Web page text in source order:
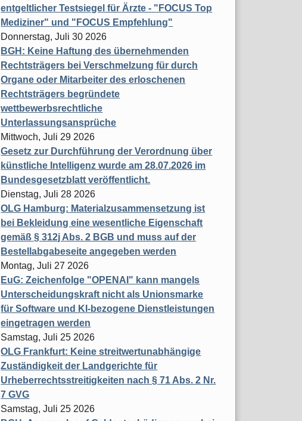
entgeltlicher Testsiegel für Ärzte - "FOCUS Top
Mediziner" und "FOCUS Empfehlung"
Donnerstag, Juli 30 2026
BGH: Keine Haftung des übernehmenden
Rechtsträgers bei Verschmelzung für durch
Organe oder Mitarbeiter des erloschenen
Rechtsträgers begründete
wettbewerbsrechtliche
Unterlassungsansprüche
Mittwoch, Juli 29 2026
Gesetz zur Durchführung der Verordnung über
künstliche Intelligenz wurde am 28.07.2026 im
Bundesgesetzblatt veröffentlicht.
Dienstag, Juli 28 2026
OLG Hamburg: Materialzusammensetzung ist
bei Bekleidung eine wesentliche Eigenschaft
gemäß § 312j Abs. 2 BGB und muss auf der
Bestellabgabeseite angegeben werden
Montag, Juli 27 2026
EuG: Zeichenfolge "OPENAI" kann mangels
Unterscheidungskraft nicht als Unionsmarke
für Software und KI-bezogene Dienstleistungen
eingetragen werden
Samstag, Juli 25 2026
OLG Frankfurt: Keine streitwertunabhängige
Zuständigkeit der Landgerichte für
Urheberrechtsstreitigkeiten nach § 71 Abs. 2 Nr.
7 GVG
Samstag, Juli 25 2026